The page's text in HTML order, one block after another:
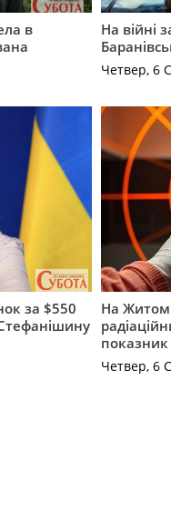
в
На війні
Четвер, 6
за $550
На
показник
Четвер, 6